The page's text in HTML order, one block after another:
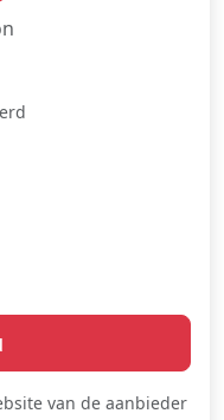
van de aanbieder